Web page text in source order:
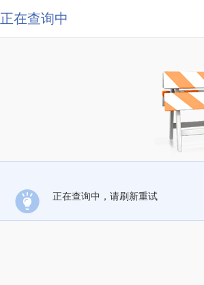
正在查询中
正在查询中，请刷新重试